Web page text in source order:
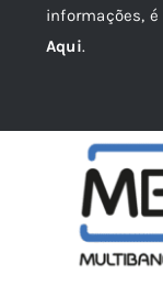
informações,
Aqui.